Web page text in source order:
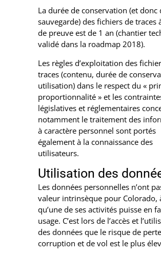
La durée de conservation (et donc
sauvegarde) des fichiers de traces
de preuve est de 1 an (chantier
validé dans la roadmap 2018).
Les règles d’exploitation des
traces (contenu, durée de
utilisation) dans le respect du «
proportionnalité » et les
législatives et réglementaires
notamment le traitement des
à caractère personnel sont portés
également à la connaissance des
utilisateurs.
Utilisation des
Les données personnelles n’ont
valeur intrinsèque pour Colorado,
qu’une de ses activités puisse en
usage. C’est lors de l’accès et
des données que le risque de
corruption et de vol est le plus